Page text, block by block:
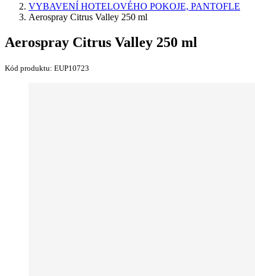
VYBAVENÍ HOTELOVÉHO POKOJE, PANTOFLE
Aerospray Citrus Valley 250 ml
Aerospray Citrus Valley 250 ml
Kód produktu: EUP10723